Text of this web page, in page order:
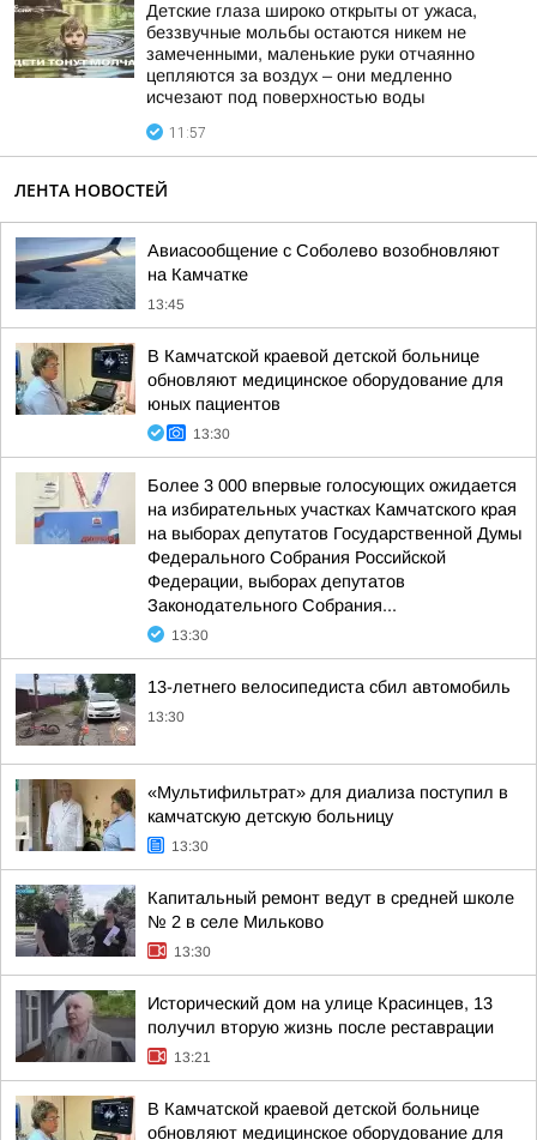
Детские глаза широко открыты от ужаса,
беззвучные мольбы остаются никем не
замеченными, маленькие руки отчаянно
цепляются за воздух – они медленно
исчезают под поверхностью воды
11:57
ЛЕНТА НОВОСТЕЙ
Авиасообщение с Соболево возобновляют
на Камчатке
13:45
В Камчатской краевой детской больнице
обновляют медицинское оборудование для
юных пациентов
13:30
Более 3 000 впервые голосующих ожидается
на избирательных участках Камчатского края
на выборах депутатов Государственной Думы
Федерального Собрания Российской
Федерации, выборах депутатов
Законодательного Собрания...
13:30
13-летнего велосипедиста сбил автомобиль
13:30
«Мультифильтрат» для диализа поступил в
камчатскую детскую больницу
13:30
Капитальный ремонт ведут в средней школе
№ 2 в селе Мильково
13:30
Исторический дом на улице Красинцев, 13
получил вторую жизнь после реставрации
13:21
В Камчатской краевой детской больнице
обновляют медицинское оборудование для